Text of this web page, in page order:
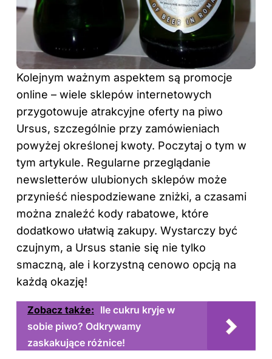
Kolejnym ważnym aspektem są promocje
online – wiele sklepów internetowych
przygotowuje atrakcyjne oferty na piwo
Ursus, szczególnie przy zamówieniach
powyżej określonej kwoty. Poczytaj o tym w
tym artykule. Regularne przeglądanie
newsletterów ulubionych sklepów może
przynieść niespodziewane zniżki, a czasami
można znaleźć kody rabatowe, które
dodatkowo ułatwią zakupy. Wystarczy być
czujnym, a Ursus stanie się nie tylko
smaczną, ale i korzystną cenowo opcją na
każdą okazję!
Zobacz także: Ile cukru kryje w
sobie piwo? Odkrywamy
zaskakujące różnice!